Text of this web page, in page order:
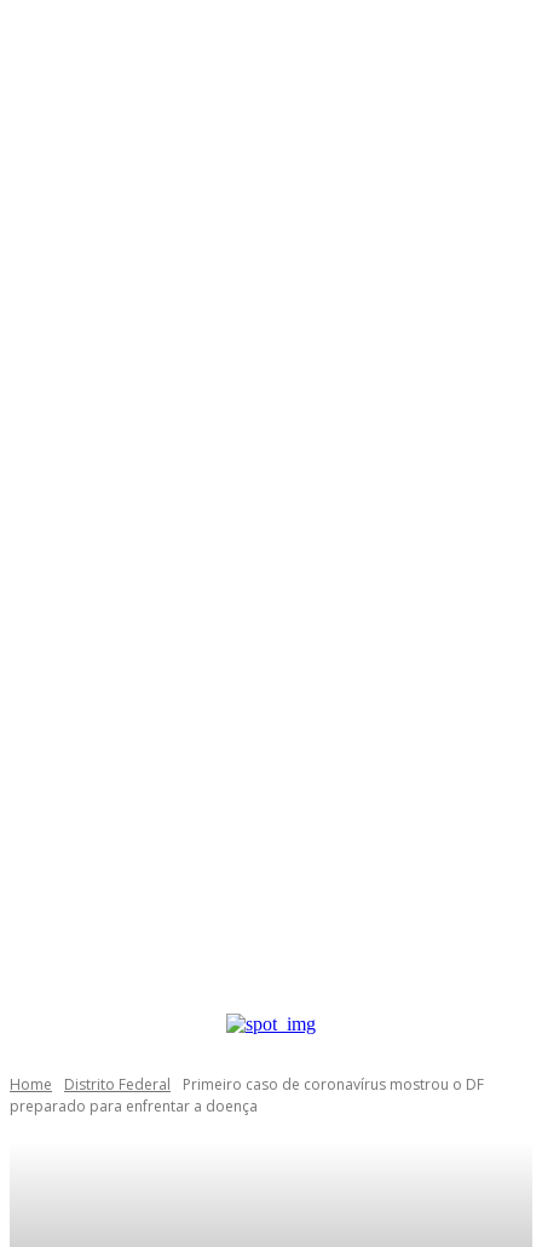
Home Distrito Federal
Primeiro caso de coronavírus mostrou o DF
preparado para enfrentar a doença